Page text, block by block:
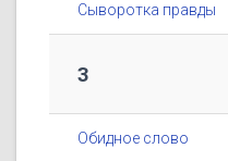
Сыворотка правды
3
Обидное слово